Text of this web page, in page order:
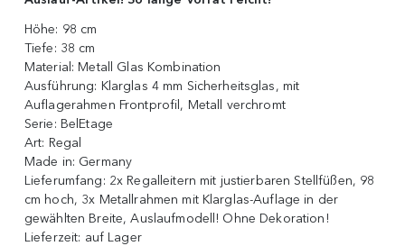
Höhe: 98 cm
Tiefe: 38 cm
Material: Metall Glas Kombination
Ausführung: Klarglas 4 mm Sicherheitsglas, mit
Auflagerahmen Frontprofil, Metall verchromt
Serie: BelEtage
Art: Regal
Made in: Germany
Lieferumfang: 2x Regalleitern mit justierbaren Stellfüßen, 98
cm hoch, 3x Metallrahmen mit Klarglas-Auflage in der
gewählten Breite, Auslaufmodell! Ohne Dekoration!
Lieferzeit: auf Lager